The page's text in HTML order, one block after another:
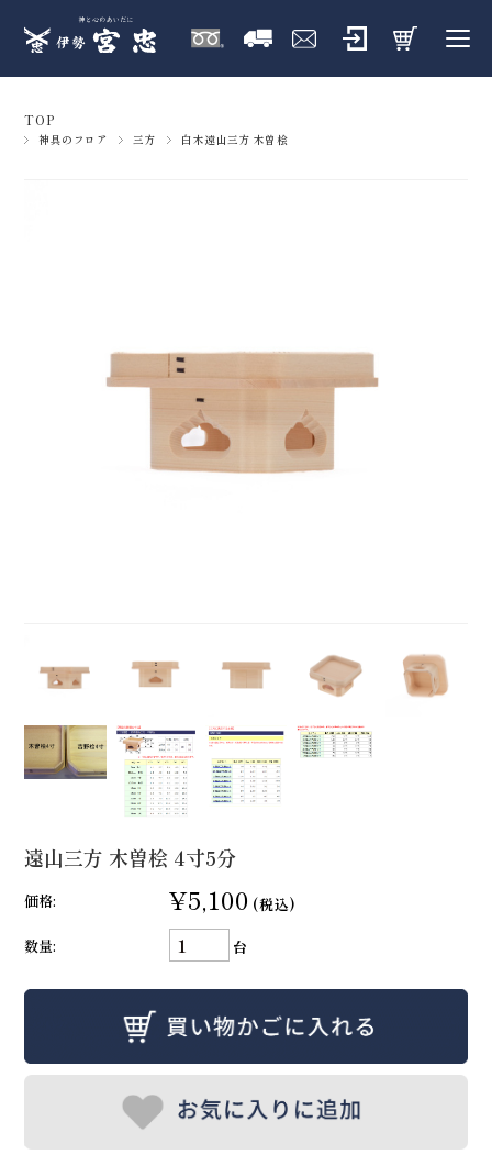
TOP
神具のフロア 三方 白木遠山三方 木曽桧
遠山三方 木曽桧 4寸5分
価格: ¥5,100 (税込)
数量:
台